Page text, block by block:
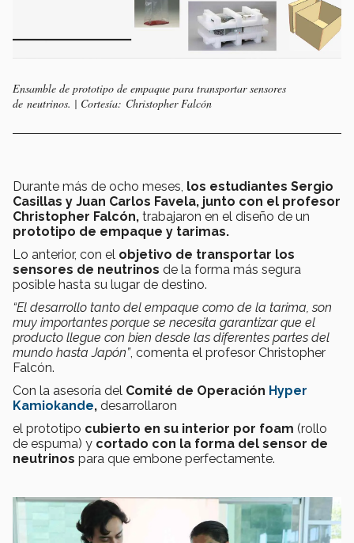
Ensamble de prototipo de empaque para transportar sensores
de neutrinos. | Cortesía: Christopher Falcón
Durante más de ocho meses, los estudiantes Sergio
Casillas y Juan Carlos Favela, junto con el profesor
Christopher Falcón, trabajaron en el diseño de un
prototipo de empaque y tarimas.
Lo anterior, con el objetivo de transportar los
sensores de neutrinos de la forma más segura
posible hasta su lugar de destino.
“El desarrollo tanto del empaque como de la tarima, son
muy importantes porque se necesita garantizar que el
producto llegue con bien desde las diferentes partes del
mundo hasta Japón”, comenta el profesor Christopher
Falcón.
Con la asesoría del Comité de Operación Hyper
Kamiokande, desarrollaron
el prototipo cubierto en su interior por foam (rollo
de espuma) y cortado con la forma del sensor de
neutrinos para que embone perfectamente.